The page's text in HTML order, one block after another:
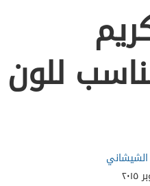
للون
الشيشاني